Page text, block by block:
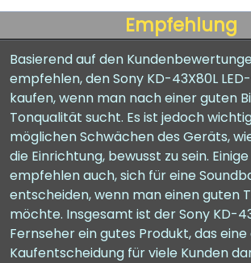
Empfehlung
Basierend auf den
empfehlen, den Sony KD-43X80L
kaufen, wenn man nach einer guten
Tonqualität sucht. Es ist jedoch
möglichen Schwächen des Geräts,
die Einrichtung, bewusst zu sein.
empfehlen auch, sich für eine
entscheiden, wenn man einen guten
möchte. Insgesamt ist der Sony KD-
Fernseher ein gutes Produkt, das
Kaufentscheidung für viele Kunden